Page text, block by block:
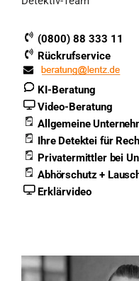
(0800) 88 333 11
Rückrufservice
KI-Beratung
Video-Beratung
Allgemeine
Ihre Detektei für
Privatermittler bei
Abhörschutz +
Erklärvideo